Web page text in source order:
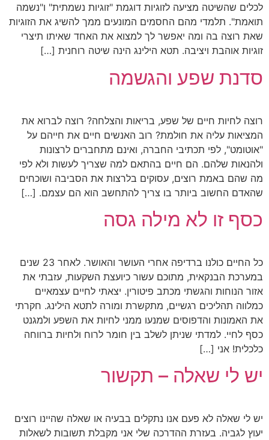
לכלים שהשיטה מציעה לזוגיות דוגמת "זוגיות נשמתית" ו"נשמה
תואמת". תלמדי מהם החסמים המונעים ממך להשיג את הזוגיות
שאת רוצה בה ומה יאפשר לך למצוא את האחד שאיתו תיצרי
זוגיות אוהבת ויציבה. תטא הילינג הינה שיטה רוחנית […]
סדנת שפע והגשמה
רוצה לחיות חיים של שפע, בריאות והצלחה? רוצה לברוא את
המציאות עליה את חולמת? רוב האנשים חיים את חייהם על
"אוטומט", לפי תכתיבי החברה, ואינם מתחברים לרצונות
ולהנאות שלהם. הם חיים בהתאם למה שצריך לעשות ולא לפי
מה שהם באמת רוצים, עסוקים בלרצות את הסביבה ושוכחים
שהאדם החשוב ביותר בו צריך להתחשב הוא הם עצמם. […]
כסף זו לא מילה גסה
כל החיים כולנו ברדיפה אחרי העושר והאושר. לאחר 23 שנים
במערכת הבנקאית, מתוכם עשור כיועצת השקעות, עזבתי את
אזור הנוחות והגשתי מכתב פיטורין. יצאתי לחיים עצמאיים
כמלווה תהליכים רגשיים, מתקשרת ומורה לתטא הילינג. חקרתי
את האמונות והדפוסים שמנעו ממני לחיות את השפע ולמגנט
כסף לחיי. למדתי שניתן לשלב בין חומר לרוח ולחיות ברווחה
כלכלית! אני […]
יש לי שאלה – תקשור
יש לי שאלה לא פעם אנו נתקלים בבעיה או שאלה שהיינו רוצים
יעוץ לגביה. בעזרת ההדרכה שלי אני מקבלת תשובות לשאלות